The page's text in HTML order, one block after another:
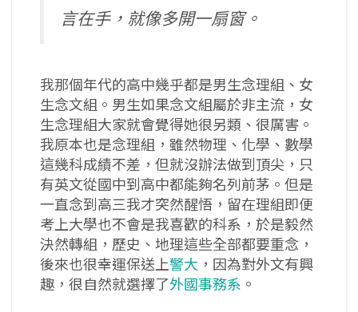
言在手，就像多開一扇窗。
我那個年代的高中幾乎都是男生念理組、女
生念文組。男生如果念文組屬於非主流，女
生念理組大家就會覺得她很另類、很厲害。
我原本也是念理組，雖然物理、化學、數學
這幾科成績不差，但就沒辦法做到頂尖，只
有英文從國中到高中都能夠名列前茅。但是
一直念到高三我才突然醒悟，留在理組即便
考上大學也不會是我喜歡的科系，於是毅然
決然轉組，歷史、地理這些全部都要重念，
後來也很幸運保送上警大 ，因為對外文有興
趣，很自然就選擇了外國事務系 。